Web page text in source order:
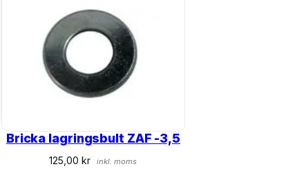
Bricka lagringsbult ZAF -3,5
125,00kr inkl. moms